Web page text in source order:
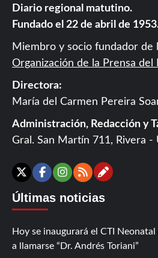
Diario regional matutino.
Fundado el 22 de abril de
Miembro y socio fundador de
Organización de la Prensa del
Directora:
María del Carmen Pereira
Administración, Redacción y
Gral. San Martín 711, Rivera -
X Facebook
Instagram
RSS
Últimas noticias
Hoy se inaugurará el CTI
a llamarse “Dr. Andrés Toriani”